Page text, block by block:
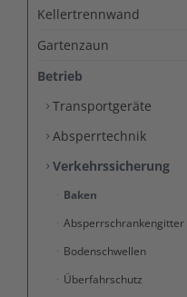
Kellertrennwand
Gartenzaun
Betrieb
Transportgeräte
Absperrtechnik
Verkehrssicherung
Baken
Absperrschrankengitter
Bodenschwellen
Überfahrschutz